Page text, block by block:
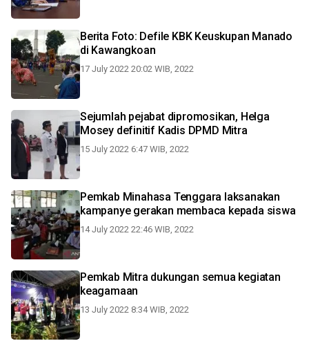
Berita Foto: Defile KBK Keuskupan Manado
di Kawangkoan
17 July 2022 20:02 WIB, 2022
Sejumlah pejabat dipromosikan, Helga
Mosey definitif Kadis DPMD Mitra
15 July 2022 6:47 WIB, 2022
Pemkab Minahasa Tenggara laksanakan
kampanye gerakan membaca kepada siswa
14 July 2022 22:46 WIB, 2022
Pemkab Mitra dukungan semua kegiatan
keagamaan
13 July 2022 8:34 WIB, 2022